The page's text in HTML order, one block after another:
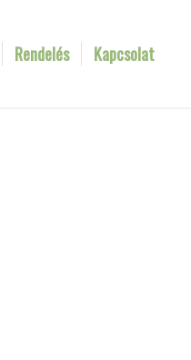
Rendelés Kapcsolat